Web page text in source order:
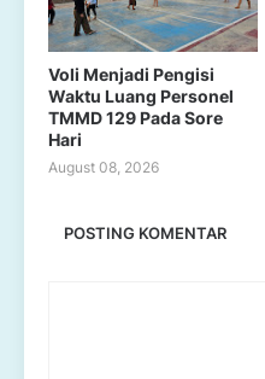
Voli Menjadi Pengisi
Waktu Luang Personel
TMMD 129 Pada Sore
Hari
August 08, 2026
POSTING KOMENTAR